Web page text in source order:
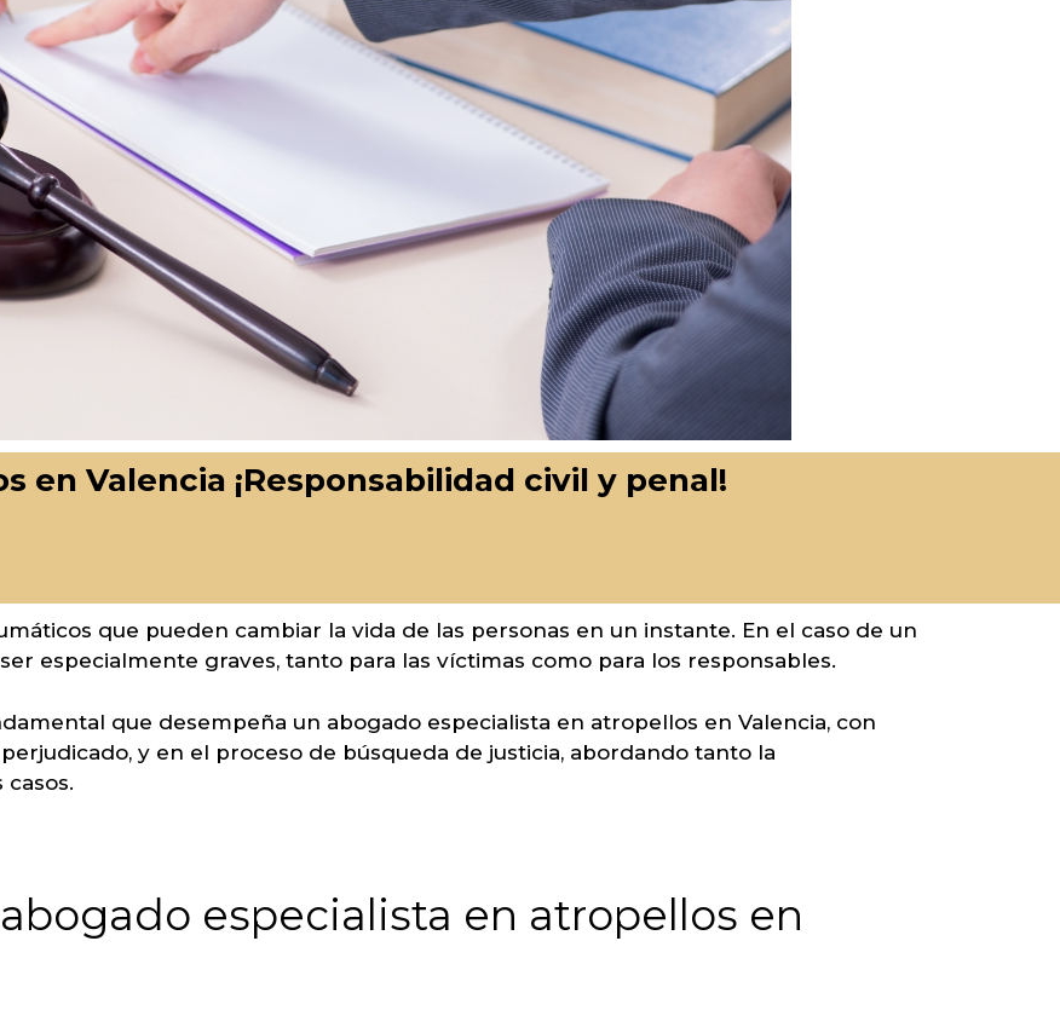
en Valencia ¡Responsabilidad civil y penal!
que pueden cambiar la vida de las personas en un instante. En el caso de un
especialmente graves, tanto para las víctimas como para los responsables.
que desempeña un abogado especialista en atropellos en Valencia, con
y en el proceso de búsqueda de justicia, abordando tanto la
especialista en atropellos en